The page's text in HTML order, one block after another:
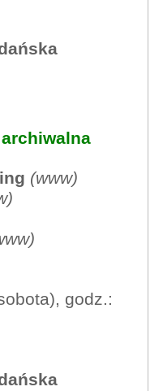
(www)
)
)
godz.: